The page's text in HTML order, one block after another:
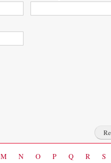
M N O P Q R S